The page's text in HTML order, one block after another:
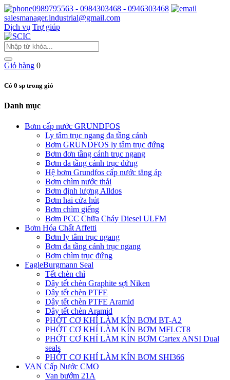
0989795563 - 0984303468 - 0946303468
salesmanager.industrial@gmail.com
Dịch vụ Trợ giúp
Giỏ hàng 0
Có 0 sp trong giỏ
Danh mục
Bơm cấp nước GRUNDFOS
Ly tâm trục ngang đa tầng cánh
Bơm GRUNDFOS ly tâm trục đứng
Bơm đơn tầng cánh trục ngang
Bơm đa tầng cánh trục đứng
Hệ bơm Grundfos cấp nước tăng áp
Bơm chìm nước thải
Bơm định lượng Alldos
Bơm hai cửa hút
Bơm chìm giếng
Bơm PCC Chữa Cháy Diesel ULFM
Bơm Hóa Chất Affetti
Bơm ly tâm trục ngang
Bơm đa tầng cánh trục ngang
Bơm chìm trục đứng
EagleBurgmann Seal
Tết chèn chì
Dây tết chèn Graphite sợi Niken
Dây tết chèn PTFE
Dây tết chèn PTFE Aramid
Dây tết chèn Aramid
PHỚT CƠ KHÍ LÀM KÍN BƠM BT-A2
PHỚT CƠ KHÍ LÀM KÍN BƠM MFLCT8
PHỚT CƠ KHÍ LÀM KÍN BƠM Cartex ANSI Dual
seals
PHỚT CƠ KHÍ LÀM KÍN BƠM SHI366
VAN Cấp Nước CMO
Van bướm 21A